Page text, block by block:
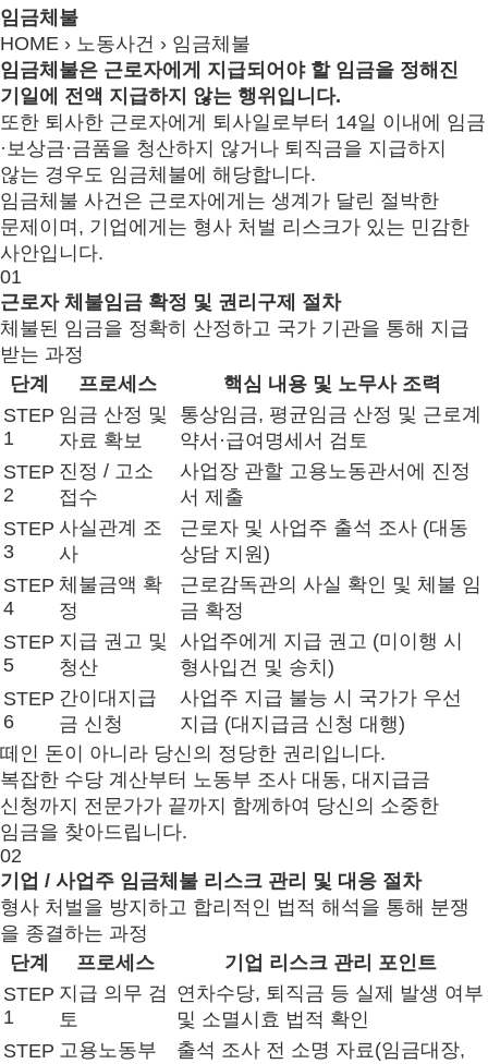
임금체불
HOME › 노동사건 › 임금체불
임금체불은 근로자에게 지급되어야 할 임금을 정해진
기일에 전액 지급하지 않는 행위입니다.
또한 퇴사한 근로자에게 퇴사일로부터 14일 이내에 임금
·보상금·금품을 청산하지 않거나 퇴직금을 지급하지
않는 경우도 임금체불에 해당합니다.
임금체불 사건은 근로자에게는 생계가 달린 절박한
문제이며, 기업에게는 형사 처벌 리스크가 있는 민감한
사안입니다.
01
근로자 체불임금 확정 및 권리구제 절차
체불된 임금을 정확히 산정하고 국가 기관을 통해 지급
받는 과정
단계
프로세스
핵심 내용 및 노무사 조력
STEP
1
임금 산정 및
자료 확보
통상임금, 평균임금 산정 및 근로계
약서·급여명세서 검토
STEP
2
진정 / 고소
접수
사업장 관할 고용노동관서에 진정
서 제출
STEP
3
사실관계 조
사
근로자 및 사업주 출석 조사 (대동
상담 지원)
STEP
4
체불금액 확
정
근로감독관의 사실 확인 및 체불 임
금 확정
STEP
5
지급 권고 및
청산
사업주에게 지급 권고 (미이행 시
형사입건 및 송치)
STEP
6
간이대지급
금 신청
사업주 지급 불능 시 국가가 우선
지급 (대지급금 신청 대행)
떼인 돈이 아니라 당신의 정당한 권리입니다.
복잡한 수당 계산부터 노동부 조사 대동, 대지급금
신청까지 전문가가 끝까지 함께하여 당신의 소중한
임금을 찾아드립니다.
02
기업 / 사업주 임금체불 리스크 관리 및 대응 절차
형사 처벌을 방지하고 합리적인 법적 해석을 통해 분쟁
을 종결하는 과정
단계
프로세스
기업 리스크 관리 포인트
STEP
1
지급 의무 검
토
연차수당, 퇴직금 등 실제 발생 여부
및 소멸시효 법적 확인
STEP 고용노동부 출석 조사 전 소명 자료(임금대장,